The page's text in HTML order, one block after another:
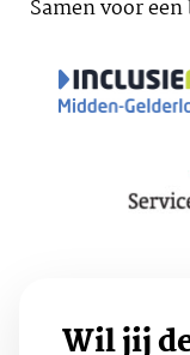
Samen voor
Wil jij